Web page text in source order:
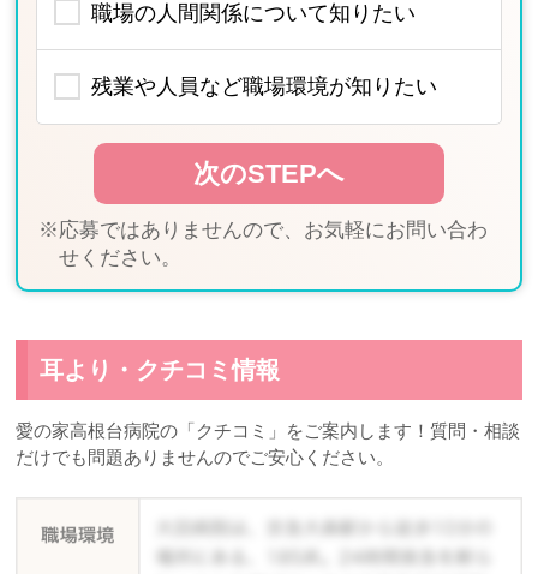
職場の人間関係について知りたい
残業や人員など職場環境が知りたい
※応募ではありませんので、お気軽にお問い合わ
せください。
耳より・クチコミ情報
愛の家高根台病院の「クチコミ」をご案内します！質問・相談
だけでも問題ありませんのでご安心ください。